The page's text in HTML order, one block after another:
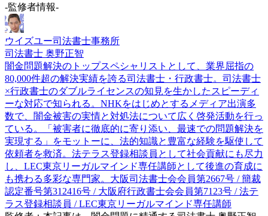
-監修者情報-
ウイズユー司法書士事務所
司法書士 奥野正智
闇金問題解決のトップスペシャリストとして、業界屈指の
80,000件超の解決実績を誇る司法書士・行政書士。司法書士
×行政書士のダブルライセンスの知見を生かしたスピーディ
ーな対応で知られる。NHKをはじめとするメディア出演多
数で、闇金被害の実情と対処法について広く啓発活動を行っ
ている。「被害者に徹底的に寄り添い、最速での問題解決を
実現する」をモットーに、法的知識と豊富な経験を駆使して
依頼者を救済。法テラス登録相談員として社会貢献にも尽力
し、LEC東京リーガルマインド専任講師として後進の育成に
も携わる多彩な専門家。大阪司法書士会会員第2667号 / 簡裁
認定番号第312416号 / 大阪府行政書士会会員第7123号 / 法テ
ラス登録相談員 / LEC東京リーガルマインド専任講師